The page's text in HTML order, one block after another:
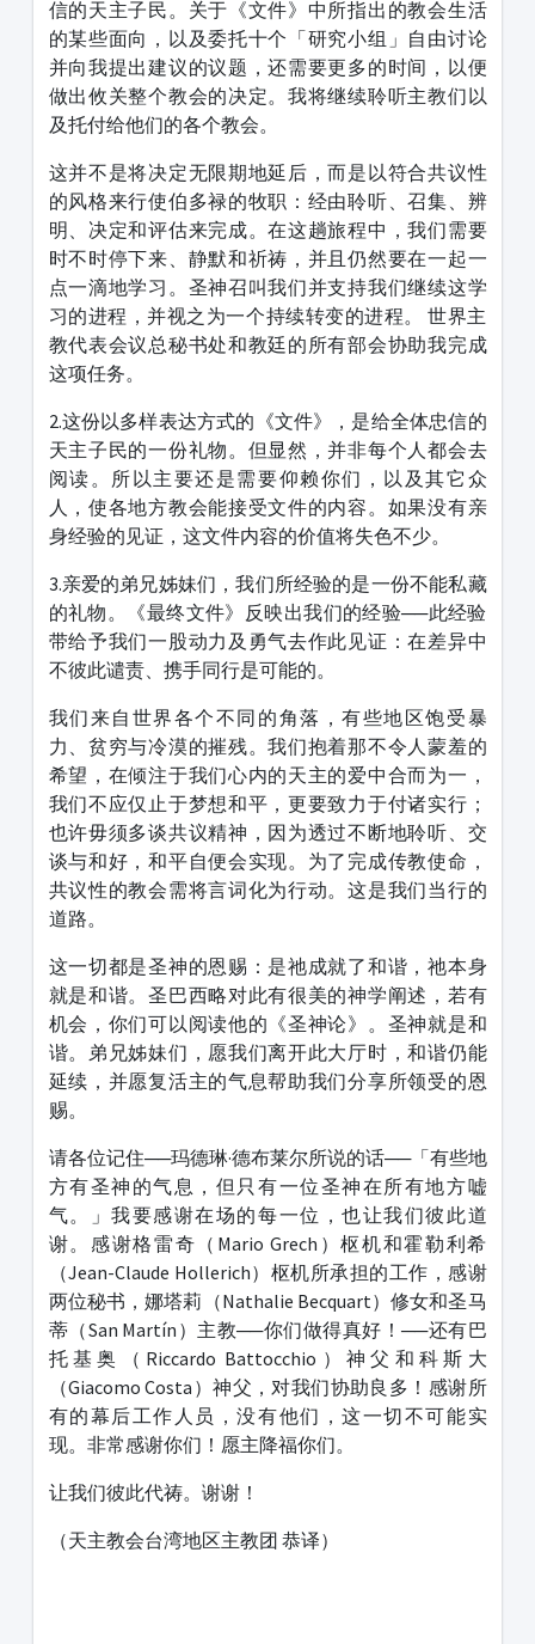
信的天主子民。关于《文件》中所指出的教会生活
的某些面向，以及委托十个「研究小组」自由讨论
并向我提出建议的议题，还需要更多的时间，以便
做出攸关整个教会的决定。我将继续聆听主教们以
及托付给他们的各个教会。
这并不是将决定无限期地延后，而是以符合共议性
的风格来行使伯多禄的牧职：经由聆听、召集、辨
明、决定和评估来完成。在这趟旅程中，我们需要
时不时停下来、静默和祈祷，并且仍然要在一起一
点一滴地学习。圣神召叫我们并支持我们继续这学
习的进程，并视之为一个持续转变的进程。 世界主
教代表会议总秘书处和教廷的所有部会协助我完成
这项任务。
2.这份以多样表达方式的《文件》，是给全体忠信的
天主子民的一份礼物。但显然，并非每个人都会去
阅读。所以主要还是需要仰赖你们，以及其它众
人，使各地方教会能接受文件的内容。如果没有亲
身经验的见证，这文件内容的价值将失色不少。
3.亲爱的弟兄姊妹们，我们所经验的是一份不能私藏
的礼物。《最终文件》反映出我们的经验──此经验
带给予我们一股动力及勇气去作此见证：在差异中
不彼此谴责、携手同行是可能的。
我们来自世界各个不同的角落，有些地区饱受暴
力、贫穷与冷漠的摧残。我们抱着那不令人蒙羞的
希望，在倾注于我们心内的天主的爱中合而为一，
我们不应仅止于梦想和平，更要致力于付诸实行；
也许毋须多谈共议精神，因为透过不断地聆听、交
谈与和好，和平自便会实现。为了完成传教使命，
共议性的教会需将言词化为行动。这是我们当行的
道路。
这一切都是圣神的恩赐：是祂成就了和谐，祂本身
就是和谐。圣巴西略对此有很美的神学阐述，若有
机会，你们可以阅读他的《圣神论》。圣神就是和
谐。弟兄姊妹们，愿我们离开此大厅时，和谐仍能
延续，并愿复活主的气息帮助我们分享所领受的恩
赐。
请各位记住──玛德琳·德布莱尔所说的话──「有些地
方有圣神的气息，但只有一位圣神在所有地方嘘
气。」我要感谢在场的每一位，也让我们彼此道
谢。感谢格雷奇（Mario Grech）枢机和霍勒利希
（Jean-Claude Hollerich）枢机所承担的工作，感谢
两位秘书，娜塔莉（Nathalie Becquart）修女和圣马
蒂（San Martín）主教──你们做得真好！──还有巴
托基奥（Riccardo Battocchio）神父和科斯大
（Giacomo Costa）神父，对我们协助良多！感谢所
有的幕后工作人员，没有他们，这一切不可能实
现。非常感谢你们！愿主降福你们。
让我们彼此代祷。谢谢！
（天主教会台湾地区主教团 恭译）